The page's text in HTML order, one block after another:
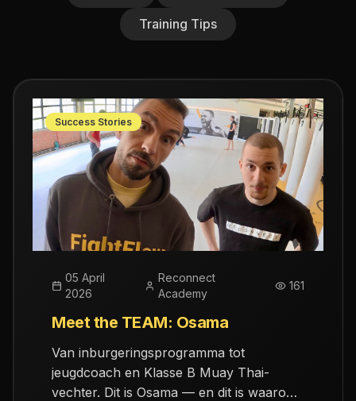
Training Tips
Success Stories
05 April
2026
Reconnect
Academy
161
Meet the TEAM: Osama
Van inburgeringsprogramma tot
jeugdcoach en Klasse B Muay Thai-
vechter. Dit is Osama — en dit is waarom